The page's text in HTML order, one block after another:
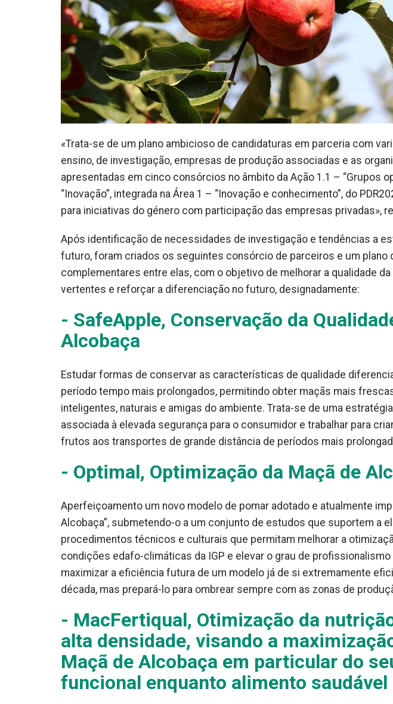
«Trata-se de um plano ambicioso de candidaturas em parceria com
ensino, de investigação, empresas de produção associadas e as
apresentadas em cinco consórcios no âmbito da Ação 1.1 – “Grupos
“Inovação”, integrada na Área 1 – “Inovação e conhecimento”, do
para iniciativas do género com participação das empresas privadas»,
Após identificação de necessidades de investigação e tendências a
futuro, foram criados os seguintes consórcio de parceiros e um plano
complementares entre elas, com o objetivo de melhorar a qualidade
vertentes e reforçar a diferenciação no futuro, designadamente:
- SafeApple, Conservação da
Alcobaça
Estudar formas de conservar as características de qualidade
período tempo mais prolongados, permitindo obter maçãs mais
inteligentes, naturais e amigas do ambiente. Trata-se de uma
associada à elevada segurança para o consumidor e trabalhar para
frutos aos transportes de grande distância de períodos mais
- Optimal, Optimização da Maçã de
Aperfeiçoamento um novo modelo de pomar adotado e atualmente
Alcobaça”, submetendo-o a um conjunto de estudos que suportem a
procedimentos técnicos e culturais que permitam melhorar a
condições edafo-climáticas da IGP e elevar o grau de
maximizar a eficiência futura de um modelo já de si extremamente
década, mas prepará-lo para ombrear sempre com as zonas de
- MacFertiqual, Otimização da
alta densidade, visando a
Maçã de Alcobaça em particular do
funcional enquanto alimento saudável